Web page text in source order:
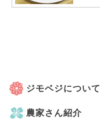
ジモベジについて
農家さん紹介